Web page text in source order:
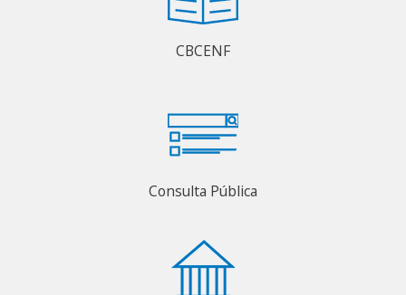
CBCENF
Consulta Pública